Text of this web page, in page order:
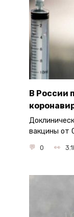
В России
вакцины от
0